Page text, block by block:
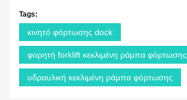
Tags:
κινητό φόρτωσης dock
φορητή forklift κεκλιμένη ράμπα φόρτωσης
υδραυλική κεκλιμένη ράμπα φόρτωσης